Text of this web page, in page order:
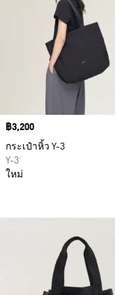
Price
฿3,200
กระเป๋าหิ้ว Y-3
Y-3
ใหม่